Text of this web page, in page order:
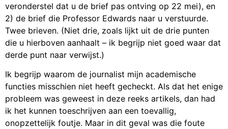
veronderstel dat u de brief pas ontving op 22 mei), en
2) de brief die Professor Edwards naar u verstuurde.
Twee brieven. (Niet drie, zoals lijkt uit de drie punten
die u hierboven aanhaalt – ik begrijp niet goed waar dat
derde punt naar verwijst.)
Ik begrijp waarom de journalist mijn academische
functies misschien niet heeft gecheckt. Als dat het enige
probleem was geweest in deze reeks artikels, dan had
ik het kunnen toeschrijven aan een toevallig,
onopzettelijk foutje. Maar in dit geval was die foute